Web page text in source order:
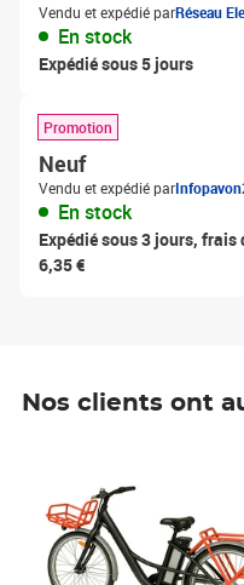
Vendu et expédié parRéseau
En stock
Expédié sous 5 jours
Promotion
Neuf
Vendu et expédié parInfopavon
En stock
Expédié sous 3 jours, frais
6,35 €
Nos clients ont